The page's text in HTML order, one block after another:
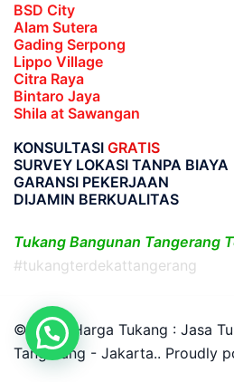
BSD City
Alam Sutera
Gading Serpong
Lippo Village
Citra Raya
Bintaro Jaya
Shila at Sawangan
KONSULTASI GRATIS
SURVEY LOKASI TANPA BIAYA
GARANSI PEKERJAAN
DIJAMIN BERKUALITAS
Tukang Bangunan Tangerang
#tukangterdekattangerang
© 2026 Harga Tukang : Jasa
Tangerang - Jakarta.. Proudly